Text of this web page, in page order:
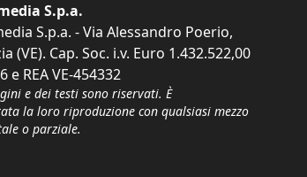
S.p.a.
S.p.a. - Via Alessandro Poerio,
(VE). Cap. Soc. i.v. Euro 1.432.522,00
e REA VE-454332
e dei testi sono riservati. È
la loro riproduzione con qualsiasi mezzo
o parziale.